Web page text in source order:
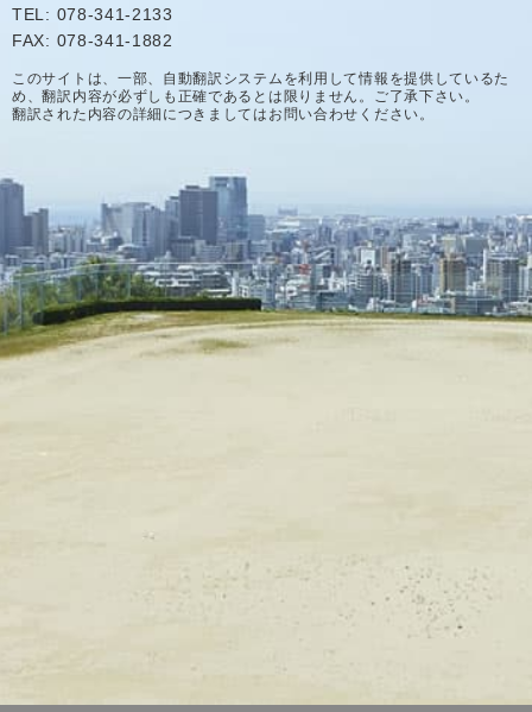
TEL: 078-341-2133
FAX: 078-341-1882
このサイトは、一部、自動翻訳システムを利用して情報を提供しているた
め、翻訳内容が必ずしも正確であるとは限りません。ご了承下さい。
翻訳された内容の詳細につきましてはお問い合わせください。